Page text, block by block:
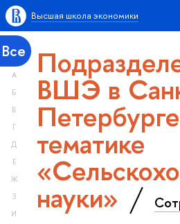
Высшая школа экономики
Все
А
Б
В
Г
Д
Е
Ж
З
И
ВШЭ в
тематике
науки»